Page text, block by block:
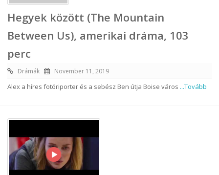
Hegyek között (The Mountain
Between Us), amerikai dráma, 103
perc
Drámák November 11, 2019
Alex a híres fotóriporter és a sebész Ben útja Boise város ...Tovább